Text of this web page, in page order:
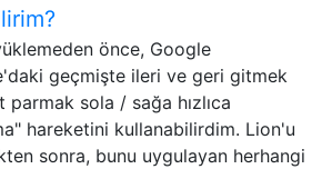
önce, Google
geçmişte ileri ve geri gitmek
parmak sola / sağa hızlıca
hareketini kullanabilirdim. Lion'u
sonra, bunu uygulayan herhangi